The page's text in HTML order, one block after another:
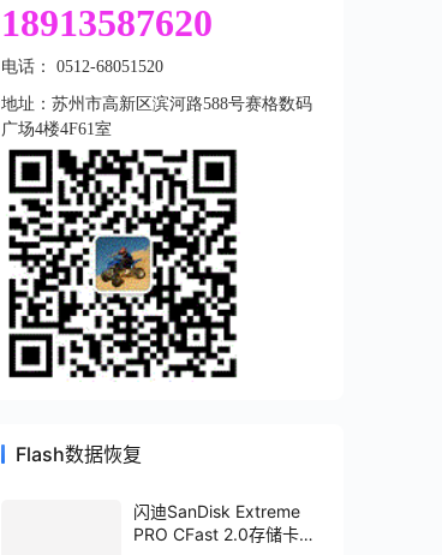
18913587620
电话： 0512-68051520
地址：苏州市高新区滨河路588号赛格数码
广场4楼4F61室
Flash数据恢复
闪迪SanDisk Extreme
PRO CFast 2.0存储卡